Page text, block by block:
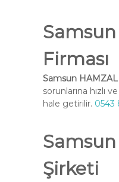
Firması
Samsun
sorunlarına
hale getirilir. 0543
Şirketi